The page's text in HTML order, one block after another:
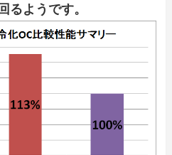
るようです。